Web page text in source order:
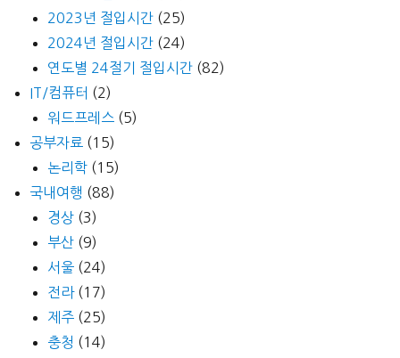
2023년 절입시간 (25)
2024년 절입시간 (24)
연도별 24절기 절입시간 (82)
IT/컴퓨터 (2)
워드프레스 (5)
공부자료 (15)
논리학 (15)
국내여행 (88)
경상 (3)
부산 (9)
서울 (24)
전라(17)
제주 (25)
충청 (14)